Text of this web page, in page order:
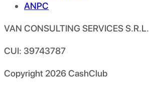
ANPC
VAN CONSULTING SERVICES S.R.L.
CUI: 39743787
Copyright 2026CashClub